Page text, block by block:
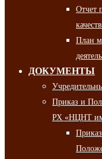
Отчет
План
ДОКУМЕНТЫ
Приказ и
РХ «НЦНТ